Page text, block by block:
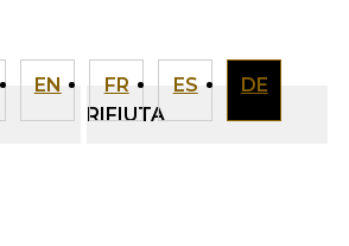
EN FR ES DE
RIFIUTA